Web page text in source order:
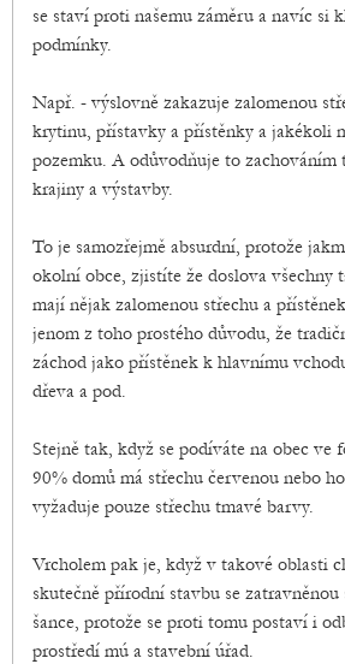
se staví proti našemu záměru a navíc si
podmínky.
Např. - výslovně zakazuje zalomenou
krytinu, přístavky a přístěnky a jakékoli
pozemku. A odůvodňuje to zachováním
krajiny a výstavby.
To je samozřejmě absurdní, protože
okolní obce, zjistíte že doslova všechny
mají nějak zalomenou střechu a
jenom z toho prostého důvodu, že
záchod jako přístěnek k hlavnímu
dřeva a pod.
Stejně tak, když se podíváte na obec ve
90% domů má střechu červenou nebo
vyžaduje pouze střechu tmavé barvy.
Vrcholem pak je, když v takové oblasti
skutečně přírodní stavbu se zatravněnou
šance, protože se proti tomu postaví i
prostředí mú a stavební úřad.